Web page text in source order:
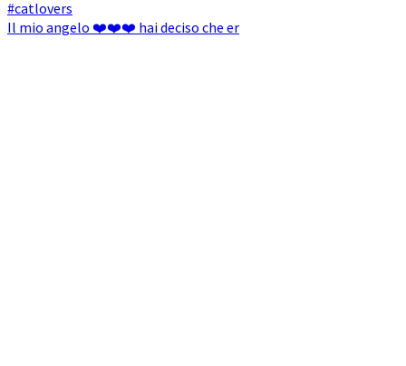
Il mio angelo ❤️❤️❤️ hai deciso che er